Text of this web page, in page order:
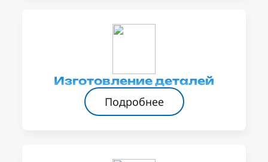
Изготовление деталей
Подробнее